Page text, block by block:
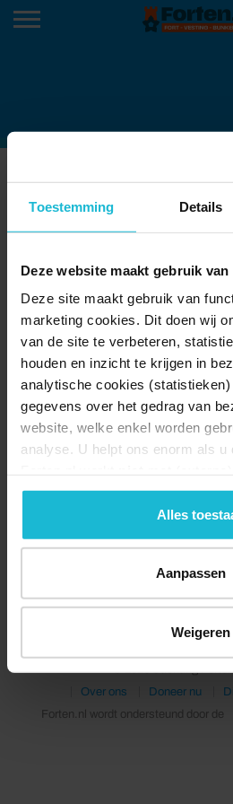
Toestemming Details
Deze website maakt gebruik van
Deze site maakt gebruik van
marketing cookies. Dit doen wij
van de site te verbeteren,
houden en inzicht te krijgen in
analytische cookies
gegevens over het gedrag van
website, welke enkel worden
analyse. U helpt ons enorm als u
geen commerciële doelstelling.
de knoppen accepteren, beheren
Alles
Aanpassen
Weigeren
© 2026 Stichting
Over ons
Doneer nu
Forten.nl wordt ondersteund door de